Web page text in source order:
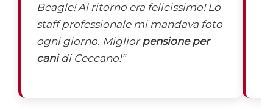
Beagle! Al ritorno era felicissimo! Lo
staff professionale mi mandava foto
ogni giorno. Miglior pensione per
canidi Ceccano!”